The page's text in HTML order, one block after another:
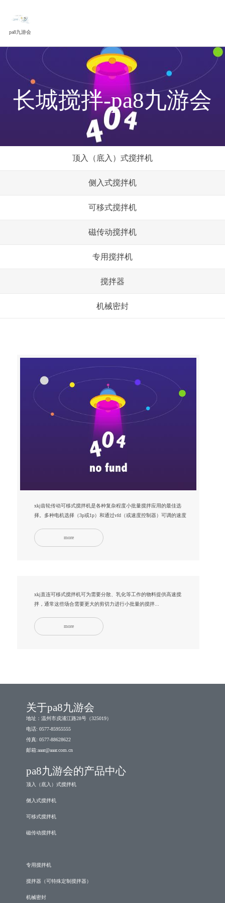
pa8九游会
长城搅拌-pa8九游会
顶入（底入）式搅拌机
侧入式搅拌机
可移式搅拌机
磁传动搅拌机
专用搅拌机
搅拌器
机械密封
xkj齿轮传动可移式搅拌机是各种复杂程度小批量搅拌应用的最佳选
择。多种电机选择（3p或1p）和通过vfd（或速度控制器）可调的速度
more
xkj直连可移式搅拌机可为需要分散、乳化等工作的物料提供高速搅
拌，通常这些场合需要更大的剪切力进行小批量的搅拌...
more
关于pa8九游会
地址：温州市戍浦江路28号（325019）
电话: 0577-85955555
传真: 0577-88628622
邮箱:aaar@aaar.com.cn
pa8九游会的产品中心
顶入（底入）式搅拌机
侧入式搅拌机
可移式搅拌机
磁传动搅拌机
专用搅拌机
搅拌器（可特殊定制搅拌器）
机械密封